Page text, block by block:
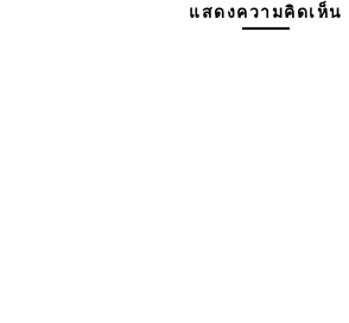
แสดงความคิดเห็น